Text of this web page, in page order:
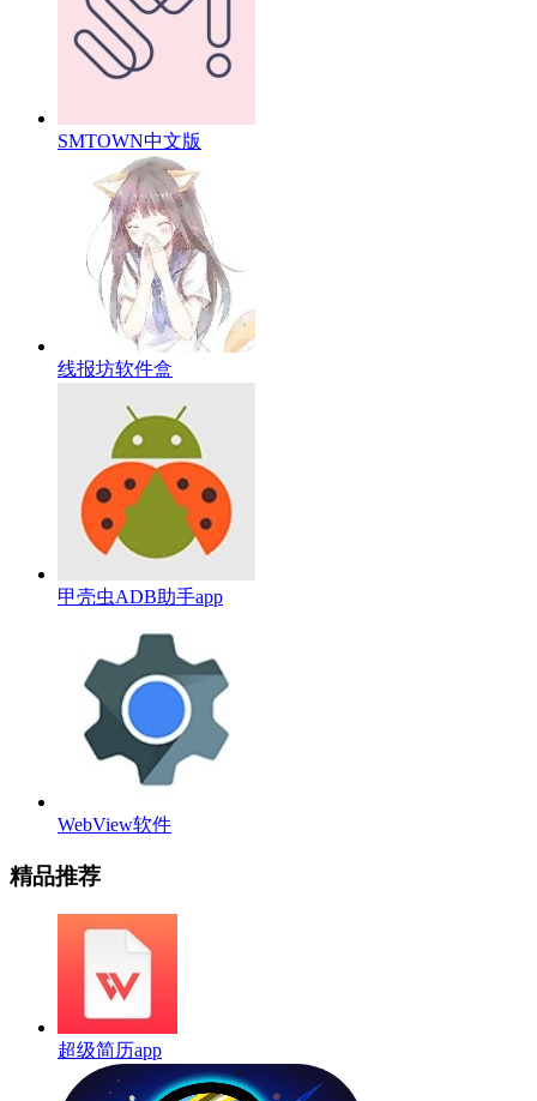
SMTOWN中文版
线报坊软件盒
甲壳虫ADB助手app
WebView软件
精品推荐
超级简历app